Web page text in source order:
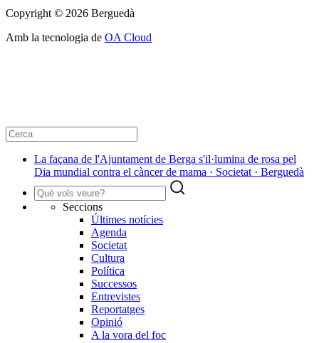
Copyright © 2026 Berguedà
Amb la tecnologia de OA Cloud
La façana de l'Ajuntament de Berga s'il·lumina de rosa pel
Dia mundial contra el càncer de mama · Societat · Berguedà
Seccions
Últimes notícies
Agenda
Societat
Cultura
Política
Successos
Entrevistes
Reportatges
Opinió
A la vora del foc